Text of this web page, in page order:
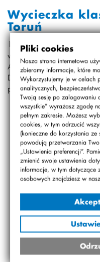
Pliki cookies
Nasza strona internetowa
zbieramy informacje, które
Wykorzystujemy je w celach
analitycznych,
Twoją sesję po zalogowaniu
wszystkie” wyrażasz zgodę
pełnym zakresie. Możesz
cookies, w tym odrzucić
(konieczne do korzystania
powodują przetwarzania
„Ustawienia preferencji”.
zmienić swoje ustawienia
informacje, w tym dotyczące
osobowych znajdziesz w
Wycieczka
Toruń
16 i 17 września
wycieczkę, podczas której
Archeologicznym w
Do szkoły wrócili z
piernikami i siłami do